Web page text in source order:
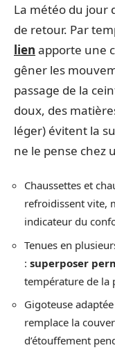
La météo du jour
de retour. Par
lien apporte une
gêner les
passage de la
doux, des
léger) évitent la
ne le pense chez
Chaussettes et
refroidissent vite,
indicateur du
Tenues en
: superposer
température de la
Gigoteuse
remplace la
d’étouffement